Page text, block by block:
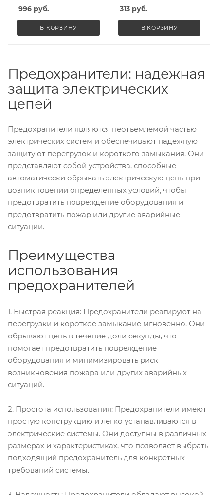
996 руб.
В КОРЗИНУ
313руб.
В КОРЗИНУ
Предохранители: надежная
защита электрических
цепей
Предохранители являются неотъемлемой частью
электрических систем и обеспечивают надежную
защиту от перегрузок и короткого замыкания. Они
представляют собой устройства, способные
автоматически обрывать электрическую цепь при
возникновении определенных условий, чтобы
предотвратить повреждение оборудования и
предотвратить пожар или другие аварийные
ситуации.
Преимущества
использования
предохранителей
1. Быстрая реакция: Предохранители реагируют на
перегрузки и короткое замыкание мгновенно. Они
обрывают цепь в течение доли секунды, что
помогает предотвратить повреждение
оборудования и минимизировать риск
возникновения пожара или других аварийных
ситуаций.
2. Простота использования: Предохранители имеют
простую конструкцию и легко устанавливаются в
электрические системы. Они доступны в различных
размерах и характеристиках, что позволяет выбрать
подходящий предохранитель для конкретных
требований системы.